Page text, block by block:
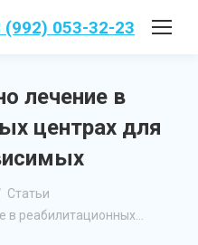
(992) 053-32-23
лечение в
центрах для
Статьи
в реабилитационных…